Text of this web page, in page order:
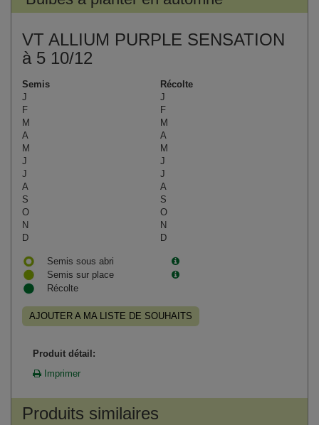
VT ALLIUM PURPLE SENSATION
à 5 10/12
Semis
Récolte
J
J
F
F
M
M
A
A
M
M
J
J
J
J
A
A
S
S
O
O
N
N
D
D
Semis sous abri
Semis sur place
Récolte
AJOUTER A MA LISTE DE SOUHAITS
Produit détail:
Imprimer
Produits similaires